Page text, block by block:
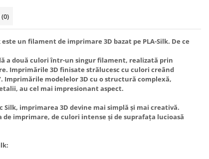
(0)
este un filament de imprimare 3D bazat pe PLA-Silk. De ce
a două culori într-un singur filament, realizată prin
Imprimările 3D finisate strălucesc cu culori creând
Imprimările modelelor 3D cu o structură complexă,
au cel mai impresionant aspect.
Silk, imprimarea 3D devine mai simplă și mai creativă.
imprimare, de culori intense și de suprafața lucioasă